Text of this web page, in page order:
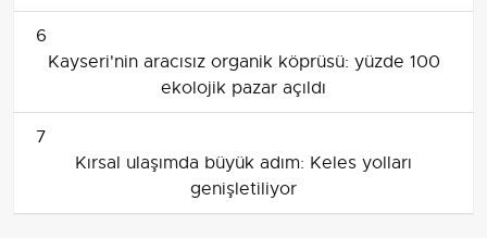
yenileme
6
Kayseri'nin aracısız organik köprüsü: yüzde 100
ekolojik pazar açıldı
7
Kırsal ulaşımda büyük adım: Keles yolları
genişletiliyor